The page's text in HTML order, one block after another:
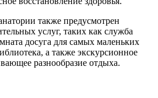
также предусмотрен
услуг, таких как служба
досуга для самых маленьких
а также экскурсионное
разнообразие отдыха.